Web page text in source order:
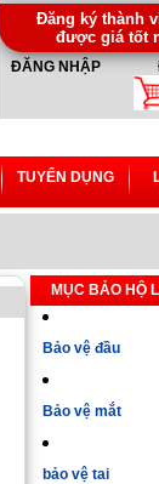
Đăng ký thành
được giá tốt
ĐĂNG NHẬP
TUYỂN DỤNG
MỤC BẢO HỘ
Bảo vệ đầu
Bảo vệ mắt
bảo vệ tai